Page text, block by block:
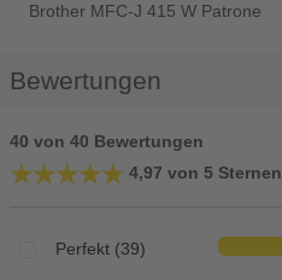
Brother MFC-J 415 W Patrone
Bewertungen
40 von 40 Bewertungen
★★★★★
★★★★★ 4,97 von 5 Sternen
Perfekt (39)